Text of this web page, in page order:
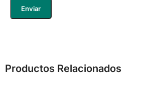
Productos Relacionados